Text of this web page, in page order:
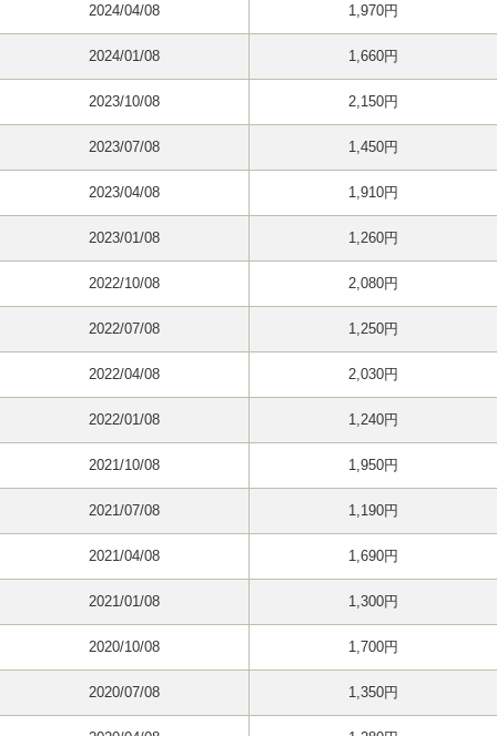
2024/04/08 1,970円
2024/01/08 1,660円
2023/10/08 2,150円
2023/07/08 1,450円
2023/04/08 1,910円
2023/01/08 1,260円
2022/10/08 2,080円
2022/07/08 1,250円
2022/04/08 2,030円
2022/01/08 1,240円
2021/10/08 1,950円
2021/07/08 1,190円
2021/04/08 1,690円
2021/01/08 1,300円
2020/10/08 1,700円
2020/07/08 1,350円